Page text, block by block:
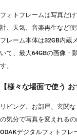
フォトフレームは写真だ
計、天気、音楽再生など
フレーム本体は32GB内蔵
いて、最大64GBの画像・
す。
【様々な場面で使う
リビング、お部屋、玄関
の気分で写真を変えれる
ODAKデジタルフォトフレ